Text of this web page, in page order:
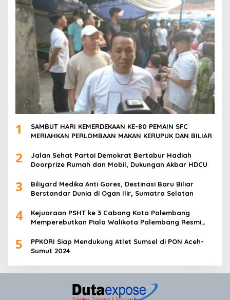
1
SAMBUT HARI KEMERDEKAAN KE-80 PEMAIN SFC
MERIAHKAN PERLOMBAAN MAKAN KERUPUK DAN BILIAR
2
Jalan Sehat Partai Demokrat Bertabur Hadiah
Doorprize Rumah dan Mobil, Dukungan Akbar HDCU
3
Biliyard Medika Anti Gores, Destinasi Baru Biliar
Berstandar Dunia di Ogan Ilir, Sumatra Selatan
4
Kejuaraan PSHT ke 3 Cabang Kota Palembang
Memperebutkan Piala Walikota Palembang Resmi
5
PPKORI Siap Mendukung Atlet Sumsel di PON Aceh-
Sumut 2024